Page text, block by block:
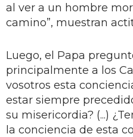
al ver a un hombre
camino”, muestran
Luego, el Papa
principalmente a los
vosotros esta
estar siempre
su misericordia? (...)
la conciencia de esta